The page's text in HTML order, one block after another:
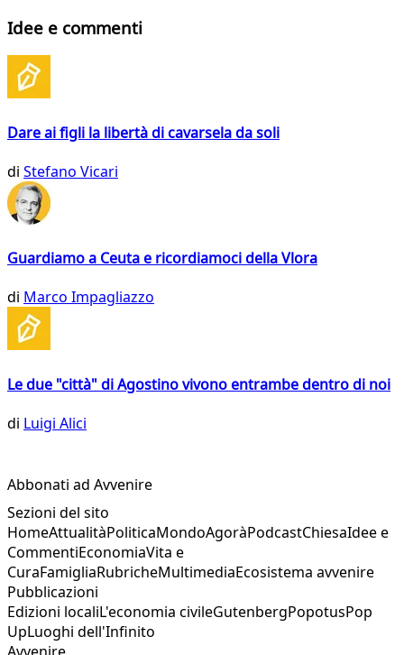
Idee e commenti
Dare ai figli la libertà di cavarsela da soli
di Stefano Vicari
Guardiamo a Ceuta e ricordiamoci della Vlora
di Marco Impagliazzo
Le due "città" di Agostino vivono entrambe dentro di noi
di Luigi Alici
Abbonati ad Avvenire
Sezioni del sito
HomeAttualitàPoliticaMondoAgoràPodcastChiesaIdee e
CommentiEconomiaVita e
CuraFamigliaRubricheMultimediaEcosistema avvenire
Pubblicazioni
Edizioni localiL'economia civileGutenbergPopotusPop
UpLuoghi dell'Infinito